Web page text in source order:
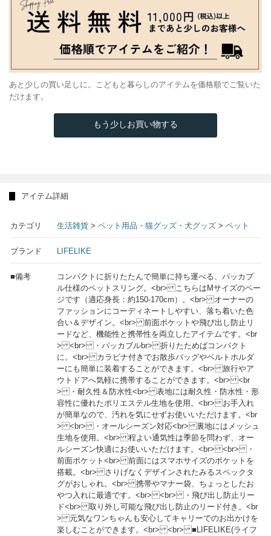
あと少しの買い足しに。こどもと暮らしのアイテムを価格順でご覧いた
だけます。
もう少しお買い物する
アイテム詳細
カテゴリ 生活雑貨 > ペット用品・猫グッズ・犬グッズ > ペット
ブランド LIFELIKE
■備考
コンパクトに折りたたんで簡単に持ち運べる、パッカブ
ル仕様のペットスリング。<br> こちらはMサイズのペー
ジです（適応身長：約150-170cm）。<br> オーナーの
ファッションにコーディネートしやすい、落ち着いた色
合い＆デザイン。<br> 前面ポケットや飛び出し防止リ
ードなど、機能性と携帯性を両立したアイテムです。<br
> <br> ・パッカブルbr> 折りたためばコンパクト
に。<br> カラビナ付きでお散歩バッグやベルトホルダ
ーにも簡単に装着することができます。<br> 旅行やア
ウトドアへ気軽に携帯することができます。<br> <br
> ・耐久性＆防水性<br> 表地には耐久性・防水性・形
容性に優れたポリエステル生地を使用。<br> お手入れ
が簡単なので、汚れを気にせずお使いいただけます。<br
> <br> ・オールシーズン対応<br> 裏地にはメッシュ
生地を使用。<br> 程よい通気性は季節を問わず、オー
ルシーズン快適にお使いいただけます。<br> <br> ・
前面ポケット<br> 前面にはスマホサイズのポケットを
搭載。<br> さりげなくデザインされたみるスペックタ
グがおしゃれ。<br> 携帯やマナー袋、ちょっとしたお
やつ入れに最適です。<br> <br> ・飛び出し防止リー
ド<br> 取り外し可能な飛び出し防止のリード付き。<br
> 元気なワンちゃんも安心してキャリーでのお出かけを
楽しむことができます。<br> <br> ■LIFELIKE(ライフ